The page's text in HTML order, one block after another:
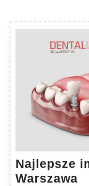
Najlepsze
Warszawa